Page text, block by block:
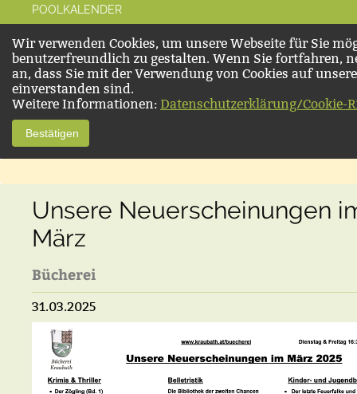
POOLKALENDER
Wir verwenden Cookies, um unsere Webseite für Sie
benutzerfreundlich zu gestalten. Wenn Sie fortfahren,
an, dass Sie mit der Verwendung von Cookies auf
einverstanden sind.
Weitere Informationen: Datenschutzerklärung/Cookie-
Bestätigen
Unsere Neuerscheinungen
März
Bücherei
31.03.2025